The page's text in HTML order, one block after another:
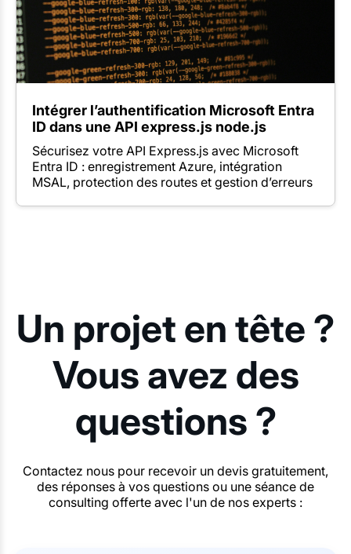
Intégrer l’authentification Microsoft Entra
ID dans une API express.js node.js
Sécurisez votre API Express.js avec Microsoft
Entra ID : enregistrement Azure, intégration
MSAL, protection des routes et gestion d’erreurs
Un projet en tête ?
Vous avez des
questions ?
Contactez nous pour recevoir un devis gratuitement,
des réponses à vos questions ou une séance de
consulting offerte avec l'un de nos experts :